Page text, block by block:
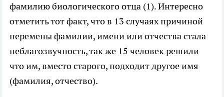
фамилию биологического отца (1). Интересно
отметить тот факт, что в 13 случаях причиной
перемены фамилии, имени или отчества стала
неблагозвучность, так же 15 человек решили
что им, вместо старого, подходит другое имя
(фамилия, отчество).